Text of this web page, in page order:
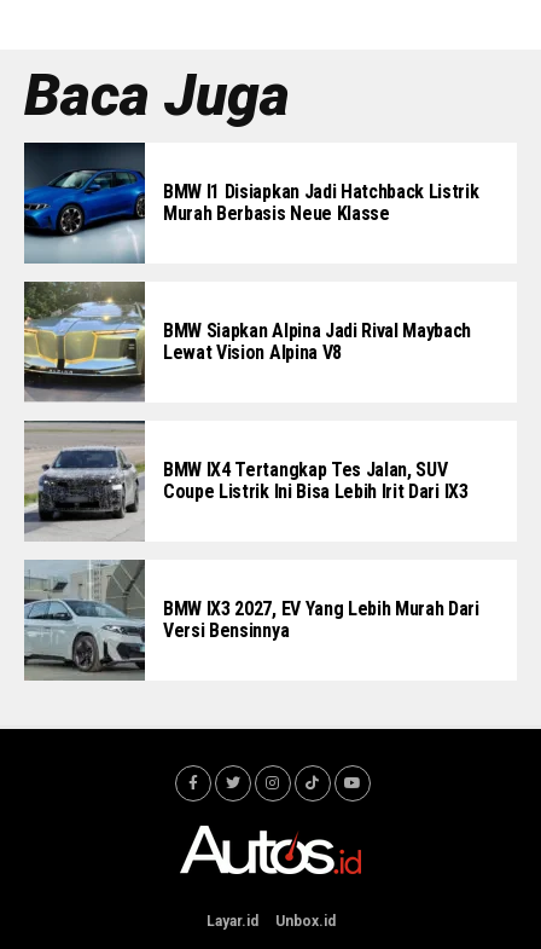
Baca Juga
BMW I1 Disiapkan Jadi Hatchback Listrik
Murah Berbasis Neue Klasse
BMW Siapkan Alpina Jadi Rival Maybach
Lewat Vision Alpina V8
BMW IX4 Tertangkap Tes Jalan, SUV
Coupe Listrik Ini Bisa Lebih Irit Dari IX3
BMW IX3 2027, EV Yang Lebih Murah Dari
Versi Bensinnya
Layar.id Unbox.id